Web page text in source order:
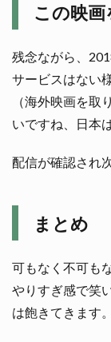
この映
残念ながら、
サービスはない
（海外映画を
いですね、日本
配信が確認され
まとめ
可もなく不可も
やりすぎ感で笑
は飽きてきます。